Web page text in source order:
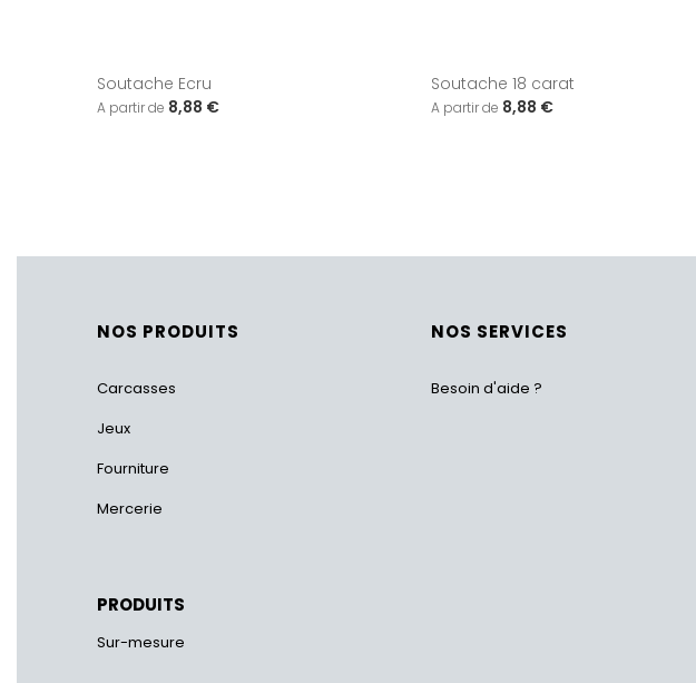
Soutache Ecru
8,88 €
Soutache 18 carat
8,88 €
NOS PRODUITS
Carcasses
Jeux
Fourniture
Mercerie
NOS SERVICES
Besoin d'aide ?
PRODUITS
Sur-mesure